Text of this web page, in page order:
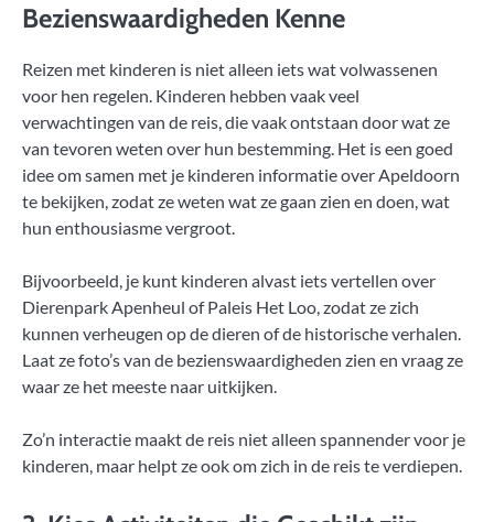
Bezienswaardigheden Kenne
Reizen met kinderen is niet alleen iets wat volwassenen
voor hen regelen. Kinderen hebben vaak veel
verwachtingen van de reis, die vaak ontstaan door wat ze
van tevoren weten over hun bestemming. Het is een goed
idee om samen met je kinderen informatie over Apeldoorn
te bekijken, zodat ze weten wat ze gaan zien en doen, wat
hun enthousiasme vergroot.
Bijvoorbeeld, je kunt kinderen alvast iets vertellen over
Dierenpark Apenheul of Paleis Het Loo, zodat ze zich
kunnen verheugen op de dieren of de historische verhalen.
Laat ze foto’s van de bezienswaardigheden zien en vraag ze
waar ze het meeste naar uitkijken.
Zo’n interactie maakt de reis niet alleen spannender voor je
kinderen, maar helpt ze ook om zich in de reis te verdiepen.